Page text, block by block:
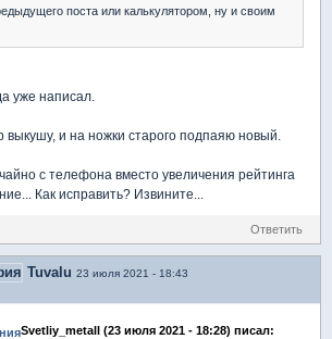
поста или калькулятором, ну и своим
уже написал.
выкушу, и на ножки старого подпаяю новый.
с телефона вместо увеличения рейтинга
Как исправить? Извините...
Ответить
Tuvalu 23 июля 2021 - 18:43
Svetliy_metall (23 июля 2021 - 18:28) писал: